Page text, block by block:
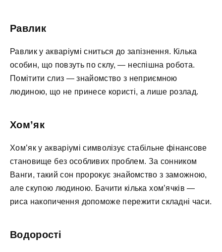
Равлик
Равлик у акваріумі сниться до запізнення. Кілька
особин, що повзуть по склу, — неспішна робота.
Помітити слиз — знайомство з неприємною
людиною, що не принесе користі, а лише розлад.
Хом’як
Хом’як у акваріумі символізує стабільне фінансове
становище без особливих проблем. За сонником
Ванги, такий сон пророкує знайомство з заможною,
але скупою людиною. Бачити кілька хом’ячків —
риса накопичення допоможе пережити складні часи.
Водорості